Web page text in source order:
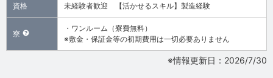
資格 未経験者歓迎 【活かせるスキル】製造経験
寮
・ワンルーム（寮費無料）
※敷金・保証金等の初期費用は一切必要ありません
※情報更新日：2026/7/30